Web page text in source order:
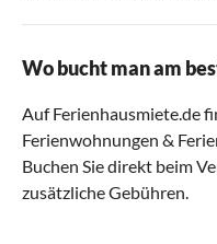
Wo bucht man am
Auf Ferienhausmiete.de
Ferienwohnungen &
Buchen Sie direkt beim
zusätzliche Gebühren.